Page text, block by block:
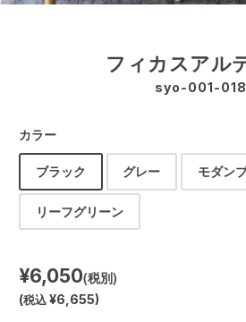
フィカスアル
syo-001-018
カラー
ブラック グレー モダン
リーフグリーン
¥6,050(税別)
(税込¥6,655)